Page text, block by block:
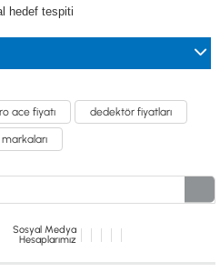
hedef tespiti
ace fiyatı dedektör fiyatları
Sosyal Medya
Hesaplarımız